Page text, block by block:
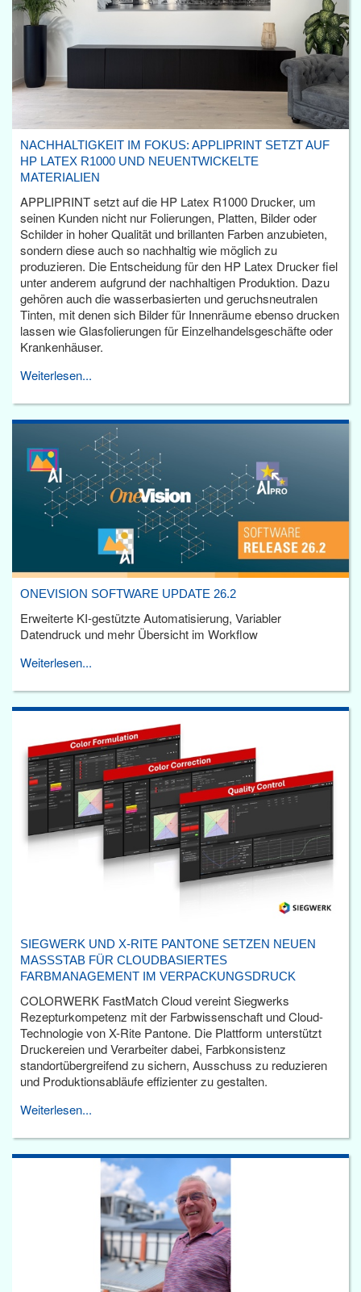
NACHHALTIGKEIT IM FOKUS: APPLIPRINT SETZT AUF
HP LATEX R1000 UND NEUENTWICKELTE
MATERIALIEN
APPLIPRINT setzt auf die HP Latex R1000 Drucker, um
seinen Kunden nicht nur Folierungen, Platten, Bilder oder
Schilder in hoher Qualität und brillanten Farben anzubieten,
sondern diese auch so nachhaltig wie möglich zu
produzieren. Die Entscheidung für den HP Latex Drucker fiel
unter anderem aufgrund der nachhaltigen Produktion. Dazu
gehören auch die wasserbasierten und geruchsneutralen
Tinten, mit denen sich Bilder für Innenräume ebenso drucken
lassen wie Glasfolierungen für Einzelhandelsgeschäfte oder
Krankenhäuser.
Weiterlesen...
ONEVISION SOFTWARE UPDATE 26.2
Erweiterte KI-gestützte Automatisierung, Variabler
Datendruck und mehr Übersicht im Workflow
Weiterlesen...
SIEGWERK UND X-RITE PANTONE SETZEN NEUEN
MASSSTAB FÜR CLOUDBASIERTES F
ARBMANAGEMENT IM VERPACKUNGSDRUCK
COLORWERK FastMatch Cloud vereint Siegwerks
Rezepturkompetenz mit der Farbwissenschaft und Cloud-
Technologie von X-Rite Pantone. Die Plattform unterstützt
Druckereien und Verarbeiter dabei, Farbkonsistenz
standortübergreifend zu sichern, Ausschuss zu reduzieren
und Produktionsabläufe effizienter zu gestalten.
Weiterlesen...